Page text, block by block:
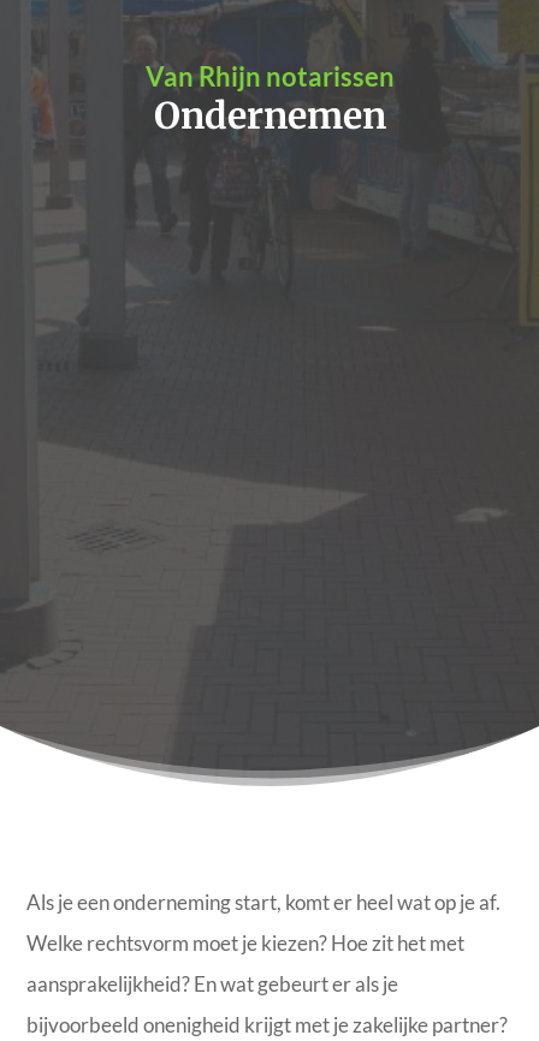
Van Rhijn notarissen
Ondernemen
Als je een onderneming start, komt er heel wat op je af.
Welke rechtsvorm moet je kiezen? Hoe zit het met
aansprakelijkheid? En wat gebeurt er als je
bijvoorbeeld onenigheid krijgt met je zakelijke partner?